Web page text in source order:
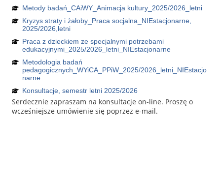
Metody badań_CAiWY_Animacja kultury_2025/2026_letni
Kryzys straty i żałoby_Praca socjalna_NIEstacjonarne,
2025/2026,letni
Praca z dzieckiem ze specjalnymi potrzebami
edukacyjnymi_2025/2026_letni_NIEstacjonarne
Metodologia badań
pedagogicznych_WYiCA_PPiW_2025/2026_letni_NIEstacjo
narne
Konsultacje, semestr letni 2025/2026
Serdecznie zapraszam na konsultacje on-line. Proszę o
wcześniejsze umówienie się poprzez e-mail.